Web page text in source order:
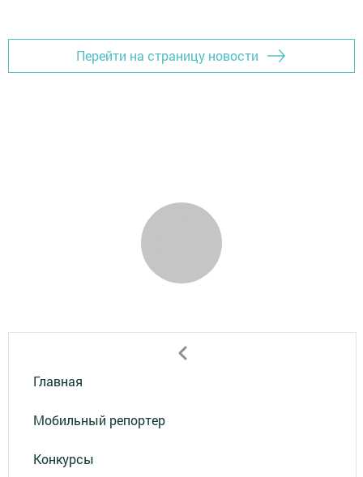
Перейти на страницу новости
Главная
Мобильный репортер
Конкурсы